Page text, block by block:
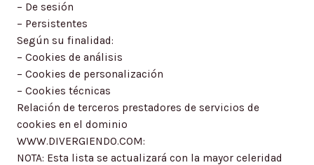
– De sesión
– Persistentes
Según su finalidad:
– Cookies de análisis
– Cookies de personalización
– Cookies técnicas
Relación de terceros prestadores de servicios de
cookies en el dominio
WWW.DIVERGIENDO.COM:
NOTA: Esta lista se actualizará con la mayor celeridad